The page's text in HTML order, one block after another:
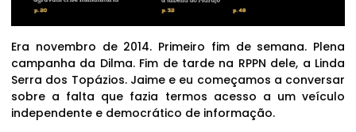
Era novembro de 2014. Primeiro fim de semana. Plena
campanha da Dilma. Fim de tarde na RPPN dele, a Linda
Serra dos Topázios. Jaime e eu começamos a conversar
sobre a falta que fazia termos acesso a um veículo
independente e democrático de informação.